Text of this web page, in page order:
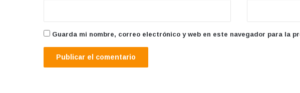
Guarda mi nombre, correo electrónico y web en este navegador para la